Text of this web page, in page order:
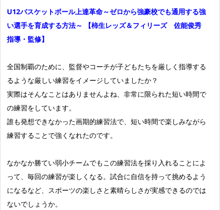
U12バスケットボール上達革命～ゼロから強豪校でも通用する強
い選手を育成する方法～ 【柿生レッズ＆フィリーズ 佐能俊秀
指導・監修】
全国制覇のために、監督やコーチが子どもたちを厳しく指導する
るような厳しい練習をイメージしていましたか？
実際はそんなことはありませんよね、非常に限られた短い時間で
の練習をしています。
誰も発想できなかった画期的練習法で、短い時間で楽しみながら
練習することで強くなれたのです。
なかなか勝てい弱小チームでもこの練習法を採り入れることによ
って、毎回の練習が楽しくなる。試合に自信を持って挑めるよう
になるなど、スポーツの楽しさと素晴らしさが実感できるのでは
ないでしょうか。